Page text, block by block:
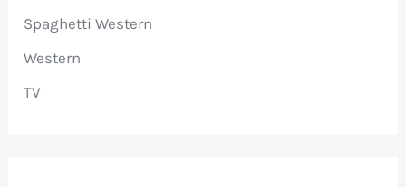
Spaghetti Western
Western
TV